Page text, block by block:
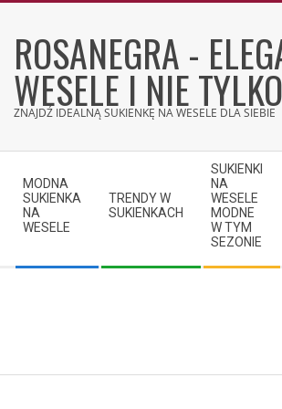
contentROSANEGRA -
WESELE I NIE TYLKO
ZNAJDŹ IDEALNĄ SUKIENKĘ NA WESELE DLA SIEBIE
Navigation
Menu
MODNA
SUKIENKA
NA
WESELE
TRENDY W
SUKIENKACH
SUKIENKI
NA
WESELE
MODNE
W TYM
SEZONIE